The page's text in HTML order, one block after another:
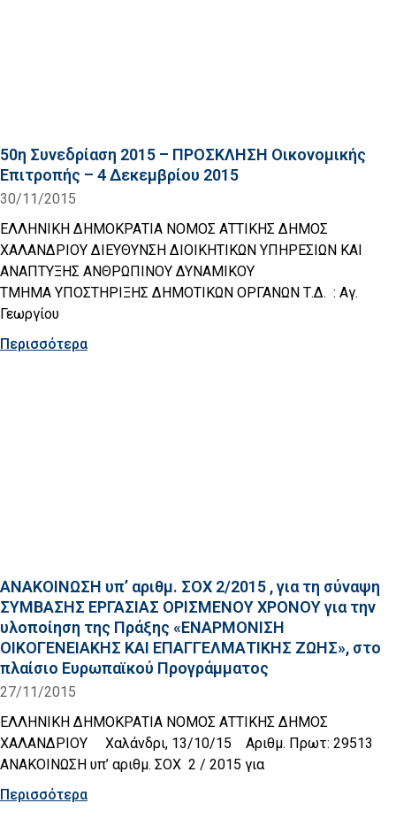
50η Συνεδρίαση 2015 – ΠΡΟΣΚΛΗΣΗ Οικονομικής
Επιτροπής – 4 Δεκεμβρίου 2015
30/11/2015
ΕΛΛΗΝΙΚΗ ΔΗΜΟΚΡΑΤΙΑ ΝΟΜΟΣ ΑΤΤΙΚΗΣ ΔΗΜΟΣ
ΧΑΛΑΝΔΡΙΟΥ ΔΙΕΥΘΥΝΣΗ ΔΙΟΙΚΗΤΙΚΩΝ ΥΠΗΡΕΣΙΩΝ ΚΑΙ
ΑΝΑΠΤΥΞΗΣ ΑΝΘΡΩΠΙΝΟΥ ΔΥΝΑΜΙΚΟΥ
ΤΜΗΜΑ ΥΠΟΣΤΗΡΙΞΗΣ ΔΗΜΟΤΙΚΩΝ ΟΡΓΑΝΩΝ Τ.Δ. : Αγ.
Γεωργίου
Περισσότερα
ΑΝΑΚΟΙΝΩΣΗ υπ’ αριθμ. ΣΟΧ 2/2015 , για τη σύναψη
ΣΥΜΒΑΣΗΣ ΕΡΓΑΣΙΑΣ ΟΡΙΣΜΕΝΟΥ ΧΡΟΝΟΥ για την
υλοποίηση της Πράξης «ΕΝΑΡΜΟΝΙΣΗ
ΟΙΚΟΓΕΝΕΙΑΚΗΣ ΚΑΙ ΕΠΑΓΓΕΛΜΑΤΙΚΗΣ ΖΩΗΣ», στο
πλαίσιο Ευρωπαϊκού Προγράμματος
27/11/2015
ΕΛΛΗΝΙΚΗ ΔΗΜΟΚΡΑΤΙΑ ΝΟΜΟΣ ΑΤΤΙΚΗΣ ΔΗΜΟΣ
ΧΑΛΑΝΔΡΙΟΥ Χαλάνδρι, 13/10/15 Αριθμ. Πρωτ: 29513
ΑΝΑΚΟΙΝΩΣΗ υπ’ αριθμ. ΣΟΧ 2 / 2015 για
Περισσότερα